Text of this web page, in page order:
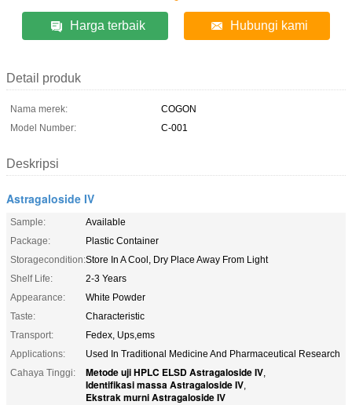
Harga terbaik Hubungi kami
Detail produk
Nama merek:
COGON
Model Number:
C-001
Deskripsi
Astragaloside IV
Sample:
Available
Package:
Plastic Container
Storagecondition:Store In A Cool, Dry Place Away From Light
Shelf Life:
2-3 Years
Appearance:
White Powder
Taste:
Characteristic
Transport:
Fedex, Ups,ems
Applications:
Used In Traditional Medicine And Pharmaceutical Research
Cahaya Tinggi:
Metode uji HPLC ELSD Astragaloside IV,
Identifikasi massa Astragaloside IV,
Ekstrak murni Astragaloside IV